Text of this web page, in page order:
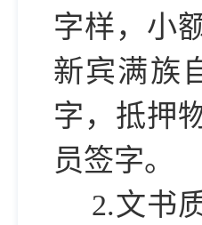
字样，小
新宾满族
字，抵押
员签字。
2.文书